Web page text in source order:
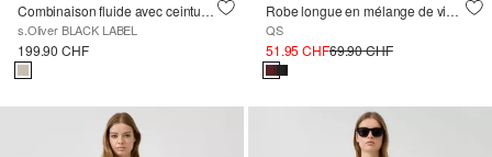
Combinaison fluide avec ceinture à nouer et poches
s.Oliver BLACK LABEL
199.90 CHF
Robe longue en mélange de viscose
QS
51.95 CHF69.90 CHF